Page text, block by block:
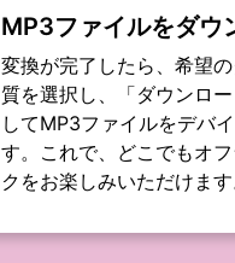
MP3ファイルをダウ
変換が完了したら、希望
質を選択し、「ダウンロ
してMP3ファイルをデバ
す。これで、どこでもオ
クをお楽しみいただけます